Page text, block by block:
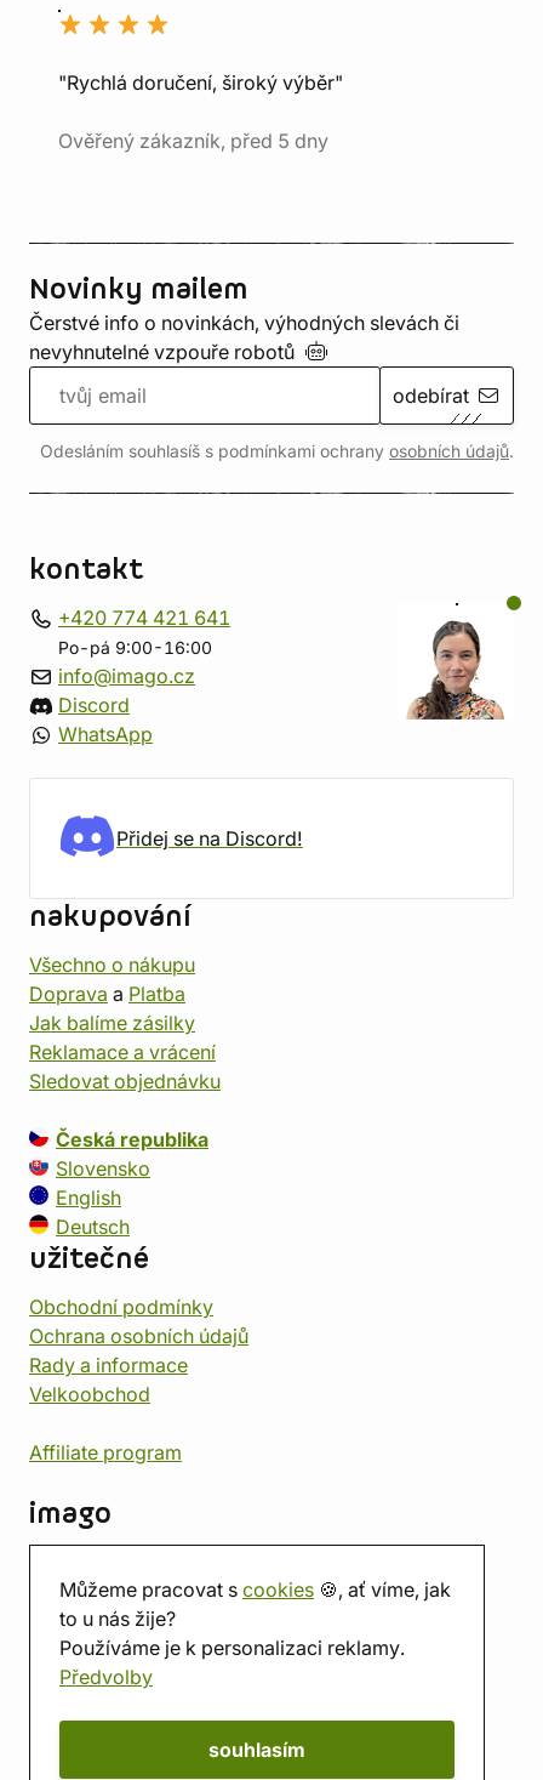
Můžeme pracovat s cookies 🍪, ať víme, jak
to u nás žije?
Používáme je k personalizaci reklamy.
Předvolby
souhlasím
"Rychlá doručení, široký výběr"
Ověřený zákazník, před 5 dny
Novinky mailem
Čerstvé info o novinkách, výhodných slevách či
nevyhnutelné vzpouře robotů
odebírat
Odesláním souhlasíš s podmínkami ochrany osobních údajů.
kontakt
+420 774 421 641
Po-pá 9:00-16:00
info@imago.cz
Discord
WhatsApp
Přidej se na Discord!
nakupování
Všechno o nákupu
Doprava a Platba
Jak balíme zásilky
Reklamace a vrácení
Sledovat objednávku
Česká republika
Slovensko
English
Deutsch
užitečné
Obchodní podmínky
Ochrana osobních údajů
Rady a informace
Velkoobchod
Affiliate program
imago
Prodejna
Herna
O nás
Hodnocení obchodu